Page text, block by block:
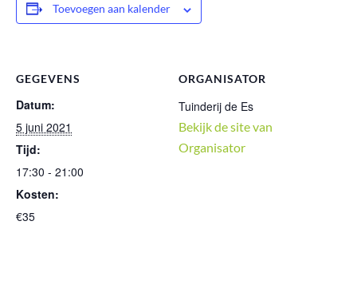
Toevoegen aan kalender
GEGEVENS
Datum:
5 juni 2021
Tijd:
17:30 - 21:00
Kosten:
€35
ORGANISATOR
Tuinderij de Es
Bekijk de site van
Organisator